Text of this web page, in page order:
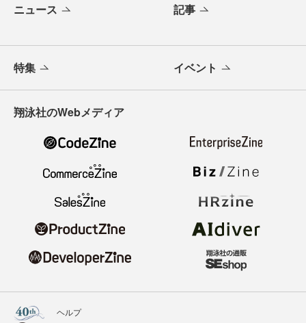
ニュース 記事
特集 イベント
翔泳社のWebメディア
ヘルプ